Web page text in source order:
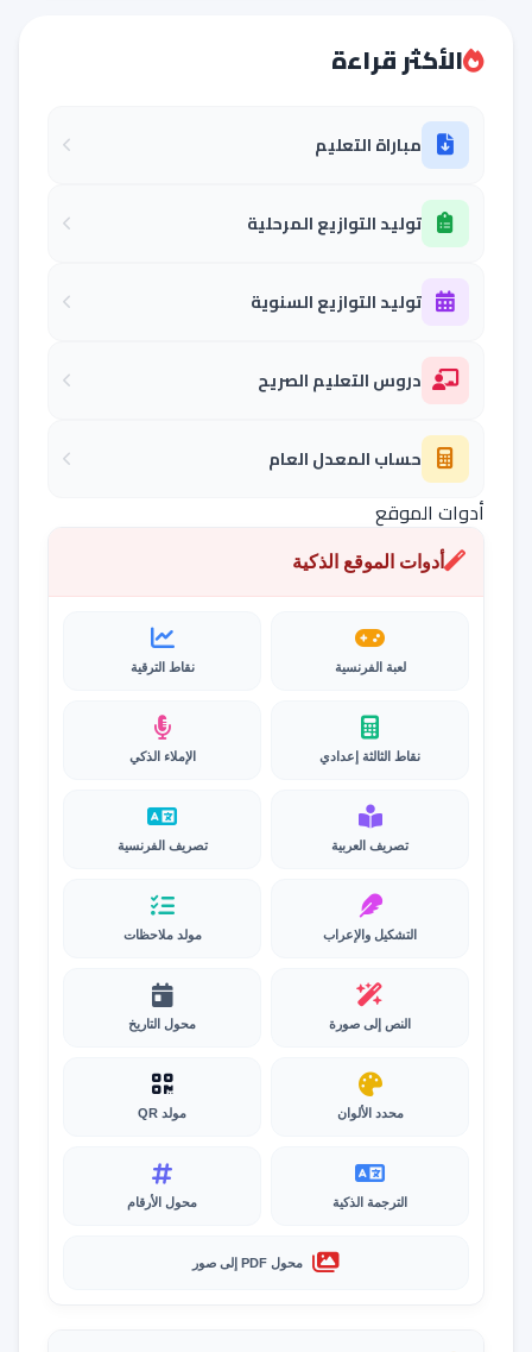
الأكثر قراءة
مباراة التعليم
توليد التوازيع المرحلية
توليد التوازيع السنوية
دروس التعليم الصريح
حساب المعدل العام
أدوات الموقع
أدوات الموقع الذكية
لعبة الفرنسية نقاط الترقية
نقاط الثالثة إعدادي الإملاء الذكي
تصريف العربية تصريف الفرنسية
التشكيل والإعراب مولد ملاحظات
النص إلى صورة محول التاريخ
محدد الألوان مولد QR
الترجمة الذكية محول الأرقام
محول PDF إلى صور